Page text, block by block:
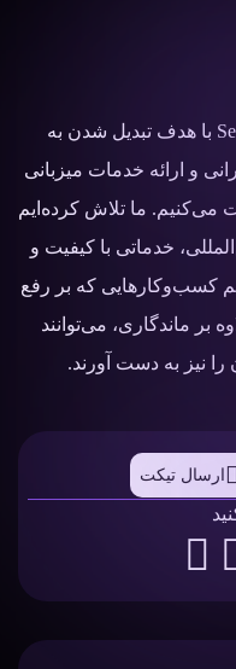
بیش از یک دهه است که در Server.ir با هدف تبدیل شدن به
و ارائه خدمات میزبانی
می‌کنیم. ما تلاش کرده‌ایم
خدماتی با کیفیت و
کسب‌وکارهایی که بر رفع
بر ماندگاری، می‌توانند
را نیز به دست آورند.
ارسال تیکت